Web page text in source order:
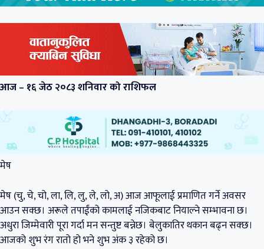
आज – १६ जेठ २०८३ शनिवार को राशिफल
मेष
मेष (चु, चे, चो, ला, लि, लु, ले, लो, अ) आज आफूलाई प्रमाणित गर्ने अवसर
आउन सक्छ। अरूले तपाईंको कामलाई नजिकबाट नियाल्ने सम्भावना छ।
अधुरा जिम्मेवारी पूरा गर्दा मन सन्तुष्ट बन्नेछ। बेलुकातिर थकान बढ्न सक्छ।
आजको शुभ रंग रातो हो भने शुभ अंक ३ रहेको छ।